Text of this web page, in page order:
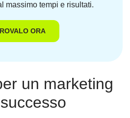
massimo tempi e risultati.
ORA
un marketing